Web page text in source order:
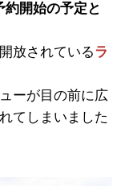
約開始の予定と
放されているラ
ーが目の前に広
てしまいました